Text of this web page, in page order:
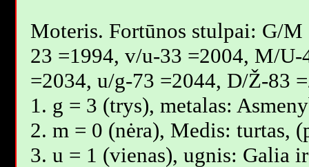
Moteris. Fortūnos stulpai: G/
23 =1994, v/u-33 =2004, M/
=2034, u/g-73 =2044, D/Ž-83
1. g = 3 (trys), metalas:
2. m = 0 (nėra), Medis: turtas,
3. u = 1 (vienas), ugnis: Galia